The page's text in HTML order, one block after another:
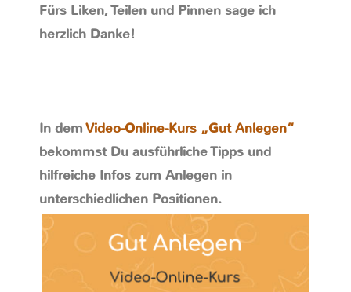
Fürs Liken, Teilen und Pinnen sage ich
herzlich Danke!
In demVideo-Online-Kurs „Gut Anlegen“
bekommst Du ausführliche Tipps und
hilfreiche Infos zum Anlegen in
unterschiedlichen Positionen.